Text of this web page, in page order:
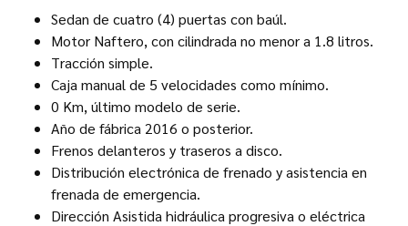
Sedan de cuatro (4) puertas con baúl.
Motor Naftero, con cilindrada no menor a 1.8 litros.
Tracción simple.
Caja manual de 5 velocidades como mínimo.
0 Km, último modelo de serie.
Año de fábrica 2016 o posterior.
Frenos delanteros y traseros a disco.
Distribución electrónica de frenado y asistencia en
frenada de emergencia.
Dirección Asistida hidráulica progresiva o eléctrica